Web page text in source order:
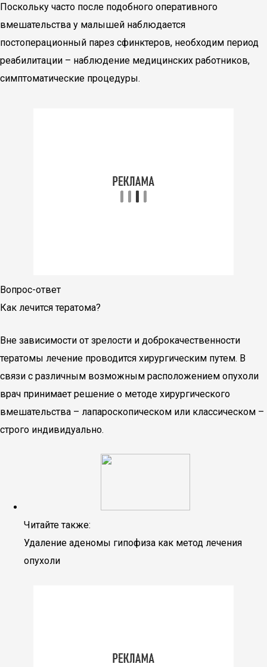
Поскольку часто после подобного оперативного
вмешательства у малышей наблюдается
постоперационный парез сфинктеров, необходим период
реабилитации – наблюдение медицинских работников,
симптоматические процедуры.
Вопрос-ответ
Как лечится тератома?
Вне зависимости от зрелости и доброкачественности
тератомы лечение проводится хирургическим путем. В
связи с различным возможным расположением опухоли
врач принимает решение о методе хирургического
вмешательства – лапароскопическом или классическом –
строго индивидуально.
Читайте также:
Удаление аденомы гипофиза как метод лечения
опухоли